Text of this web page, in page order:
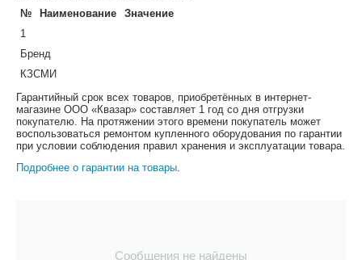
№
Наименование
Значение
1
Бренд
КЗСМИ
Гарантийный срок всех товаров, приобретённых в интернет-
магазине ООО «Квазар» составляет 1 год со дня отгрузки
покупателю. На протяжении этого времени покупатель может
воспользоваться ремонтом купленного оборудования по гарантии
при условии соблюдения правил хранения и эксплуатации товара.
Подробнее о гарантии на товары.
Сообщения не найдены